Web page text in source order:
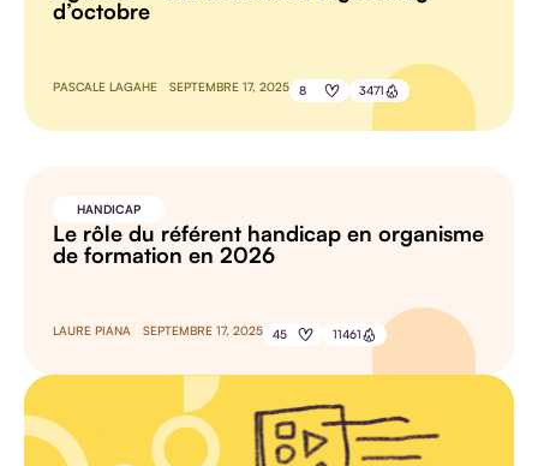
d’octobre
PASCALE LAGAHE SEPTEMBRE 17, 2025 8 3471
HANDICAP
Le rôle du référent handicap en organisme
de formation en 2026
LAURE PIANA SEPTEMBRE 17, 2025 45 11461